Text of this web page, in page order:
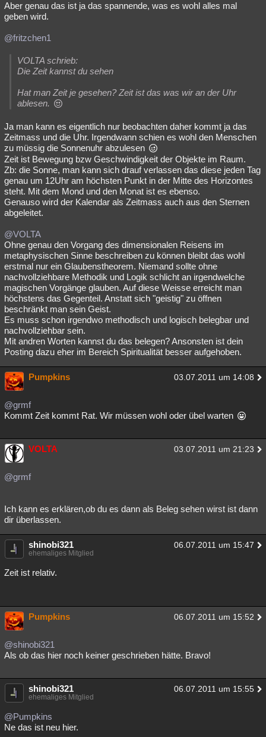
Aber genau das ist ja das spannende, was es wohl alles mal
geben wird.
@fritzchen1
VOLTA schrieb:
Die Zeit kannst du sehen
Hat man Zeit je gesehen? Zeit ist das was wir an der Uhr
ablesen.
Ja man kann es eigentlich nur beobachten daher kommt ja das
Zeitmass und die Uhr. Irgendwann schien es wohl den Menschen
zu müssig die Sonnenuhr abzulesen
Zeit ist Bewegung bzw Geschwindigkeit der Objekte im Raum.
Zb: die Sonne, man kann sich drauf verlassen das diese jeden Tag
genau um 12Uhr am höchsten Punkt in der Mitte des Horizontes
steht. Mit dem Mond und den Monat ist es ebenso.
Genauso wird der Kalendar als Zeitmass auch aus den Sternen
abgeleitet.
@VOLTA
Ohne genau den Vorgang des dimensionalen Reisens im
metaphysischen Sinne beschreiben zu können bleibt das wohl
erstmal nur ein Glaubenstheorem. Niemand sollte ohne
nachvollziehbare Methodik und Logik schlicht an irgendwelche
magischen Vorgänge glauben. Auf diese Weisse erreicht man
höchstens das Gegenteil. Anstatt sich "geistig" zu öffnen
beschränkt man sein Geist.
Es muss schon irgendwo methodisch und logisch belegbar und
nachvollziehbar sein.
Mit andren Worten kannst du das belegen? Ansonsten ist dein
Posting dazu eher im Bereich Spiritualität besser aufgehoben.
Pumpkins 03.07.2011 um 14:08
@grmf
Kommt Zeit kommt Rat. Wir müssen wohl oder übel warten
VOLTA 03.07.2011 um 21:23
@grmf
Ich kann es erklären,ob du es dann als Beleg sehen wirst ist dann
dir überlassen.
shinobi321 06.07.2011 um 15:47
ehemaliges Mitglied
Zeit ist relativ.
Pumpkins 06.07.2011 um 15:52
@shinobi321
Als ob das hier noch keiner geschrieben hätte. Bravo!
shinobi321 06.07.2011 um 15:55
ehemaliges Mitglied
@Pumpkins
Ne das ist neu hier.